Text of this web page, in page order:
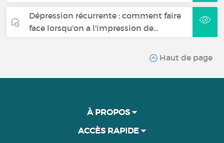
Dépression récurrente : comment faire
face lorsqu'on a l'impression de…
Haut de page
À PROPOS
ACCÈS RAPIDE